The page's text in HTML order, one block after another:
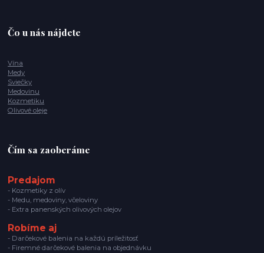
Čo u nás nájdete
Vína
Medy
Sviečky
Medovinu
Kozmetiku
Olivové oleje
Čím sa zaoberáme
Predajom
- Kozmetiky z olív
- Medu, medoviny, včeloviny
- Extra panenských olivových olejov
Robíme aj
- Darčekové balenia na každú príležitosť
- Firemné darčekové balenia na objednávku